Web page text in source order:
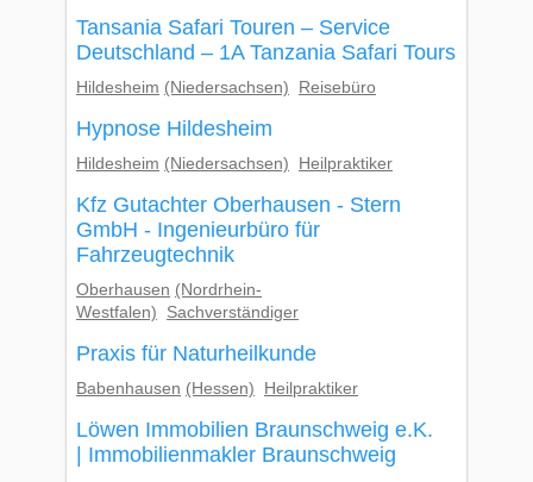
Tansania Safari Touren – Service
Deutschland – 1A Tanzania Safari Tours
Hildesheim (Niedersachsen) Reisebüro
Hypnose Hildesheim
Hildesheim (Niedersachsen) Heilpraktiker
Kfz Gutachter Oberhausen - Stern
GmbH - Ingenieurbüro für
Fahrzeugtechnik
Oberhausen (Nordrhein-
Westfalen)
Sachverständiger
Praxis für Naturheilkunde
Babenhausen (Hessen) Heilpraktiker
Löwen Immobilien Braunschweig e.K.
| Immobilienmakler Braunschweig